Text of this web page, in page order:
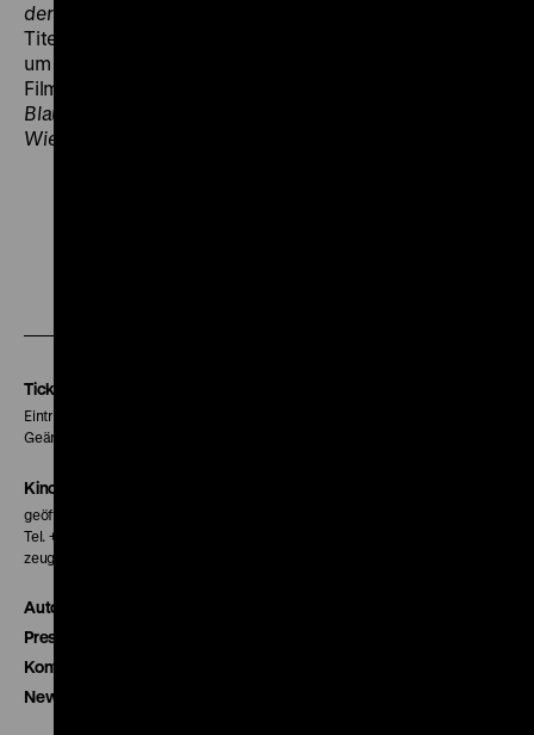
der seinen Mörder sucht
Titel
um etwa eine halbe Stunde gekürzte Fassung des
Films erhalten. Wir zeigen den Film zusammen mit
Blaue hinein
Wiederentdeckt
Tickets
Eintritt 5 €
Geänderte Preise sind im Programm vermerkt.
Kinokasse
geöffnet 30 Minuten vor Beginn der ersten Vorstellung
Tel. + 49 30 20304-770
zeughauskino@dhm.de
Autor*innen
Presse
Kontakt
Newsletter